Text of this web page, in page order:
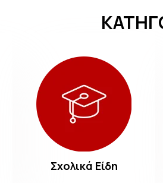
Σχολικά Είδη